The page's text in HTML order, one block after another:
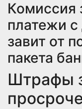
Комиссия
платежи с
завит от
пакета
Штрафы